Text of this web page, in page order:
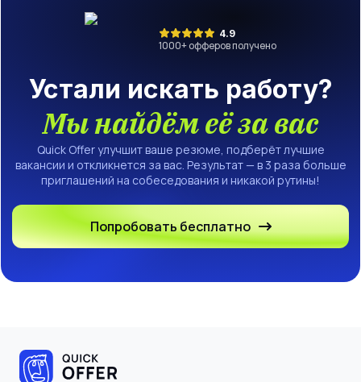
4.9
1000+ офферов получено
Устали искать работу?
Мы найдём её за вас
Quick Offer улучшит ваше резюме, подберёт лучшие
вакансии и откликнется за вас. Результат — в 3 раза больше
приглашений на собеседования и никакой рутины!
Попробовать бесплатно